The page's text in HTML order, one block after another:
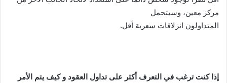
مركز معين، وسيتحمل
المتداولون انزلاقات سعرية أقل.
إذا كنت ترغب في التعرف أكثر على تداول العقود و كيف يتم الأمر